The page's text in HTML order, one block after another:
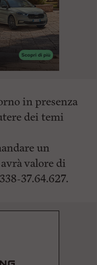
in presenza
dei temi
un
valore di
37.64.627.